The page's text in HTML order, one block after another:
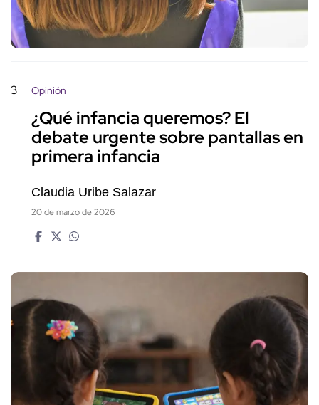
3 Opinión
¿Qué infancia queremos? El
debate urgente sobre pantallas en
primera infancia
Claudia Uribe Salazar
20 de marzo de 2026